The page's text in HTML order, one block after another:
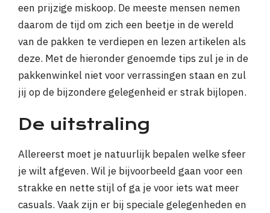
een prijzige miskoop. De meeste mensen nemen
daarom de tijd om zich een beetje in de wereld
van de pakken te verdiepen en lezen artikelen als
deze. Met de hieronder genoemde tips zul je in de
pakkenwinkel niet voor verrassingen staan en zul
jij op de bijzondere gelegenheid er strak bijlopen.
De uitstraling
Allereerst moet je natuurlijk bepalen welke sfeer
je wilt afgeven. Wil je bijvoorbeeld gaan voor een
strakke en nette stijl of ga je voor iets wat meer
casuals. Vaak zijn er bij speciale gelegenheden en